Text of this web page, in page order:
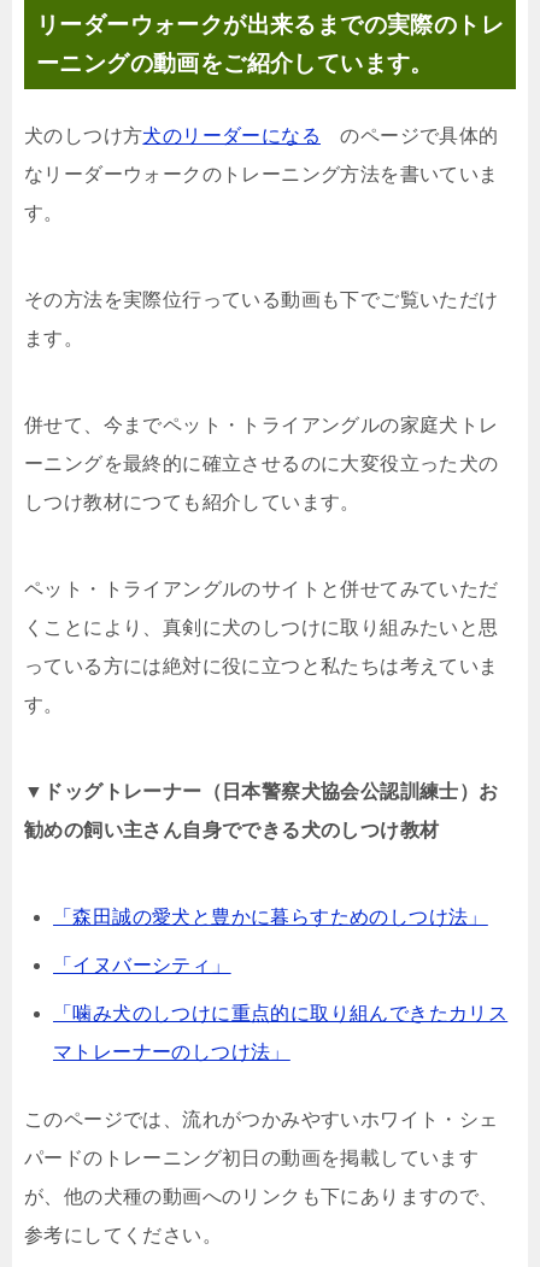
リーダーウォークが出来るまでの実際のトレ
ーニングの動画をご紹介しています。
犬のしつけ方犬のリーダーになる
のページで具体的
なリーダーウォークのトレーニング方法を書いていま
す。
その方法を実際位行っている動画も下でご覧いただけ
ます。
併せて、今までペット・トライアングルの家庭犬トレ
ーニングを最終的に確立させるのに大変役立った犬の
しつけ教材につても紹介しています。
ペット・トライアングルのサイトと併せてみていただ
くことにより、真剣に犬のしつけに取り組みたいと思
っている方には絶対に役に立つと私たちは考えていま
す。
▼ドッグトレーナー（日本警察犬協会公認訓練士）お
勧めの飼い主さん自身でできる犬のしつけ教材
「森田誠の愛犬と豊かに暮らすためのしつけ法」
「イヌバーシティ」
「噛み犬のしつけに重点的に取り組んできたカリス
マトレーナーのしつけ法」
このページでは、流れがつかみやすいホワイト・シェ
パードのトレーニング初日の動画を掲載しています
が、他の犬種の動画へのリンクも下にありますので、
参考にしてください。